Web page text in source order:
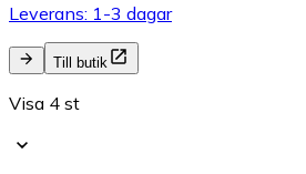
Leverans: 1-3 dagar
Till butik
Visa 4 st